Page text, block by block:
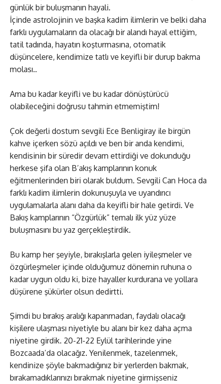
günlük bir buluşmanın hayali.
İçinde astrolojinin ve başka kadim ilimlerin ve belki daha
farklı uygulamaların da olacağı bir alandı hayal ettiğim,
tatil tadında, hayatın koşturmasına, otomatik
düşüncelere, kendimize tatlı ve keyifli bir durup bakma
molası..
Ama bu kadar keyifli ve bu kadar dönüştürücü
olabileceğini doğrusu tahmin etmemiştim!
Çok değerli dostum sevgili Ece Benligiray ile birgün
kahve içerken sözü açıldı ve ben bir anda kendimi,
kendisinin bir süredir devam ettirdiği ve dokunduğu
herkese şifa olan B’akış kamplarının konuk
eğitmenlerinden biri olarak buldum. Sevgili Can Hoca da
farklı kadim ilimlerin dokunuşuyla ve uyandırıcı
uygulamalarla alanı daha da keyifli bir hale getirdi. Ve
Bakış kamplarının “Özgürlük” temalı ilk yüz yüze
buluşmasını bu yaz gerçekleştirdik.
Bu kamp her şeyiyle, bırakışlarla gelen iyileşmeler ve
özgürleşmeler içinde olduğumuz dönemin ruhuna o
kadar uygun oldu ki, bize hayaller kurdurana ve yollara
düşürene şükürler olsun dedirtti.
Şimdi bu bırakış aralığı kapanmadan, faydalı olacağı
kişilere ulaşması niyetiyle bu alanı bir kez daha açma
niyetine girdik. 20-21-22 Eylül tarihlerinde yine
Bozcaada’da olacağız. Yenilenmek, tazelenmek,
kendinize şöyle bakmadığınız bir yerlerden bakmak,
bırakamadıklarınızı bırakmak niyetine girmişseniz